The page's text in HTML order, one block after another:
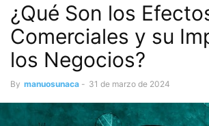
¿Qué Son los
Comerciales y su
los Negocios?
By manuosunaca - 31 de marzo de 2024